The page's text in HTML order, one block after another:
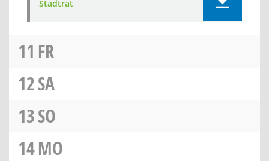
Stadtrat
11 FR
12SA
13SO
14MO